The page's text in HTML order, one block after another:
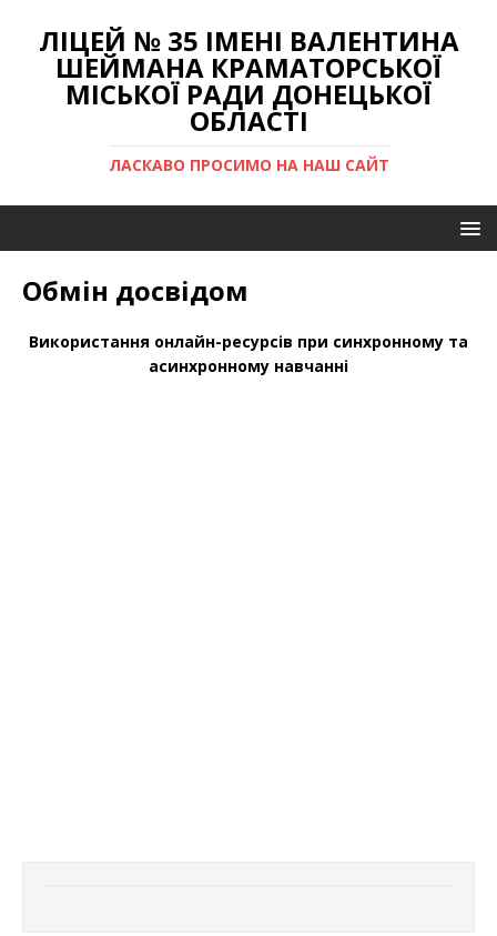
ЛІЦЕЙ № 35 ІМЕНІ ВАЛЕНТИНА
ШЕЙМАНА КРАМАТОРСЬКОЇ
МІСЬКОЇ РАДИ ДОНЕЦЬКОЇ
ОБЛАСТІ
ЛАСКАВО ПРОСИМО НА НАШ САЙТ
Обмін досвідом
Використання онлайн-ресурсів при синхронному та
асинхронному навчанні